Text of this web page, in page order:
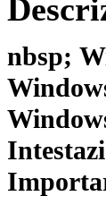
nbsp;